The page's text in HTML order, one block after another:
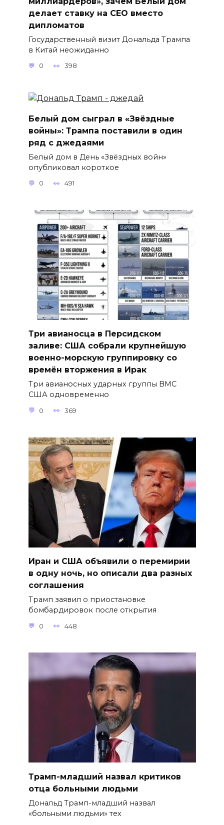
делает ставку на CEO вместо
дипломатов
Государственный визит Дональда Трампа
в Китай неожиданно
0 398
Белый дом сыграл в «Звёздные
войны»: Трампа поставили в один
ряд с джедаями
Белый дом в День «Звёздных войн»
опубликовал короткое
0 491
Три авианосца в Персидском
заливе: США собрали крупнейшую
военно-морскую группировку со
времён вторжения в Ирак
Три авианосных ударных группы ВМС
США одновременно
0 369
Иран и США объявили о перемирии
в одну ночь, но описали два разных
соглашения
Трамп заявил о приостановке
бомбардировок после открытия
0 448
Трамп-младший назвал критиков
отца больными людьми
Дональд Трамп-младший назвал
«больными людьми» тех